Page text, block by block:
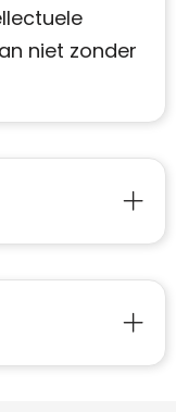
niet zonder